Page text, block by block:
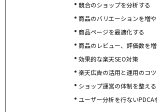
競合のショップを分析する
商品のバリエーションを増
商品ページを最適化する
商品のレビュー、評価数を
効果的な楽天SEO対策
楽天広告の活用と運用のコツ
ショップ運営の体制を整える
ユーザー分析を行ないPDCA